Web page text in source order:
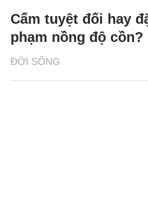
ĐỜI SỐNG
Cấm tuyệt đối hay
phạm nồng độ cồn?